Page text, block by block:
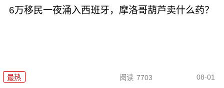
6万移民一夜涌入西班牙，摩洛哥葫芦卖什么药？
最热 阅读 7703 08-01